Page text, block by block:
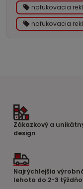
nafukovacia
nafukovacia
Zákazkový a
design
Najrýchlejšia
lehota do 2-3